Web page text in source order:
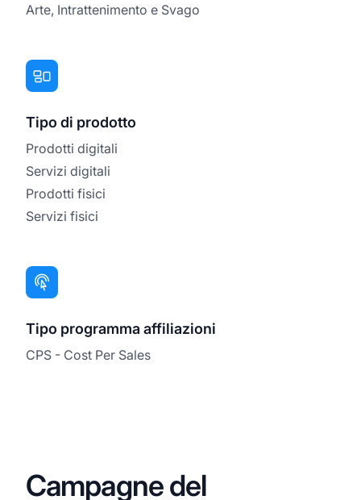
Arte, Intrattenimento e Svago
Tipo di prodotto
Prodotti digitali
Servizi digitali
Prodotti fisici
Servizi fisici
Tipo programma affiliazioni
CPS - Cost Per Sales
Campagne del